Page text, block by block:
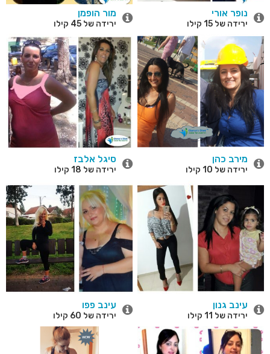
נופר אורי
ירידה של 15 קילו
מור הופמן
ירידה של 45 קילו
מירב כהן
ירידה של 10 קילו
סיגל אלבז
ירידה של 18 קילו
עינב גנון
ירידה של 11 קילו
עינב פפו
ירידה של 60 קילו